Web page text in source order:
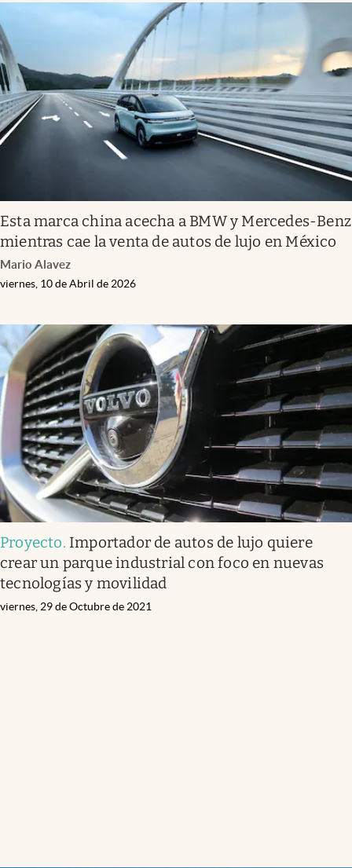
Esta marca china acecha a BMW y Mercedes-Benz
mientras cae la venta de autos de lujo en México
Mario Alavez
viernes, 10 de Abril de 2026
Proyecto. Importador de autos de lujo quiere
crear un parque industrial con foco en nuevas
tecnologías y movilidad
viernes, 29 de Octubre de 2021